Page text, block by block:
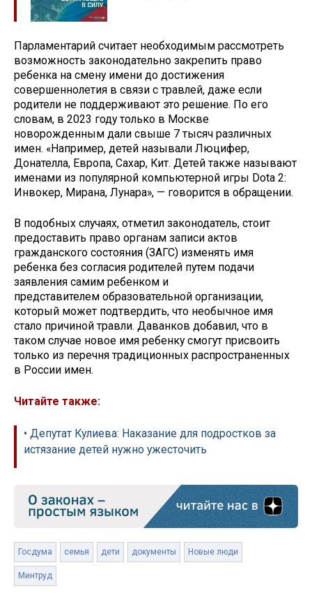
Парламентарий считает необходимым рассмотреть
возможность законодательно закрепить право
ребенка на смену имени до достижения
совершеннолетия в связи с травлей, даже если
родители не поддерживают это решение. По его
словам, в 2023 году только в Москве
новорожденным дали свыше 7 тысяч различных
имен. «Например, детей называли Люцифер,
Донателла, Европа, Сахар, Кит. Детей также называют
именами из популярной компьютерной игры Dota 2:
Инвокер, Мирана, Лунара», — говорится в обращении.
В подобных случаях, отметил законодатель, стоит
предоставить право органам записи актов
гражданского состояния (ЗАГС) изменять имя
ребенка без согласия родителей путем подачи
заявления самим ребенком и
представителем образовательной организации,
который может подтвердить, что необычное имя
стало причиной травли. Даванков добавил, что в
таком случае новое имя ребенку смогут присвоить
только из перечня традиционных распространенных
в России имен.
Читайте также:
• Депутат Кулиева: Наказание для подростков за
истязание детей нужно ужесточить
Госдума семья дети документы Новые люди
Минтруд